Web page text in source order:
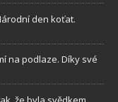
den koťat.
na podlaze. Díky své